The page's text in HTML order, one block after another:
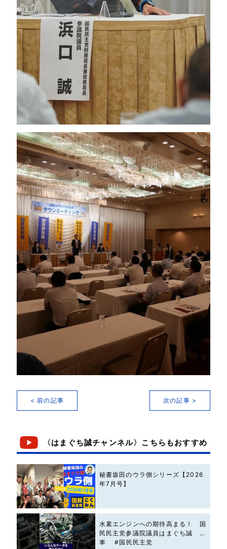
< 前の記事 次の記事 >
〈はまぐち誠チャンネル〉こちらもおすすめ
秘書坂田のウラ側シリーズ【2026
年7月号】
水素エンジンへの期待高まる！ 国
民民主党参議院議員はまぐち誠 #
車 #国民民主党